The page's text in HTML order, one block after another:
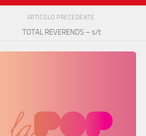
ARTICOLO PRECEDENTE
TOTAL REVERENDS – s/t